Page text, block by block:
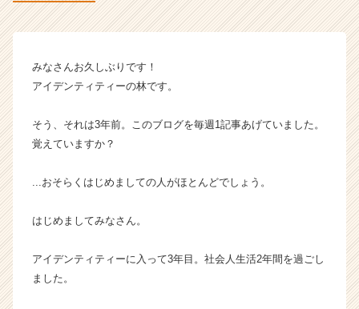
|
ベ
チ
長
業
ら
みなさんお久しぶりです！
アイデンティティーの林です。
そう、それは3年前。このブログを毎週1記事あげていました。
覚えていますか？
...おそらくはじめましての人がほとんどでしょう。
はじめましてみなさん。
アイデンティティーに入って3年目。社会人生活2年間を過ごし
ました。